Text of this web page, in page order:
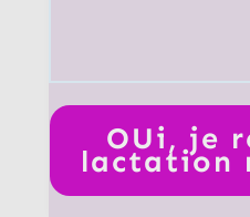
OUi, je
lactation